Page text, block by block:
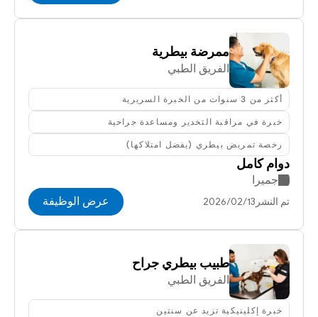
ممرضة بيطرية
الفريق الطبي
أكثر من 3 سنوات من الخبرة السريرية
خبرة في مراقبة التخدير ومساعدة جراحية
رخصة تمريض بيطري (يفضل امتلاكها)
دوام كامل
جميرا
تم النشر13‏/02‏/2026 عرض الوظيفة
طبيب بيطري جراح
الفريق الطبي
خبرة إكلينيكية تزيد عن سنتين